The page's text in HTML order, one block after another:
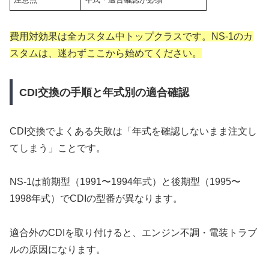
費用対効果は全カスタム中トップクラスです。NS-1のカ
スタムは、迷わずここから始めてください。
CDI交換の手順と年式別の適合確認
CDI交換でよくある失敗は「年式を確認しないまま注文し
てしまう」ことです。
NS-1は前期型（1991〜1994年式）と後期型（1995〜
1998年式）でCDIの型番が異なります。
適合外のCDIを取り付けると、エンジン不調・電装トラブ
ルの原因になります。